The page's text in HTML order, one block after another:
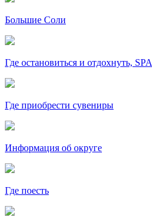
Большие Соли
Где остановиться и отдохнуть, SPA
Где приобрести сувениры
Информация об округе
Где поесть